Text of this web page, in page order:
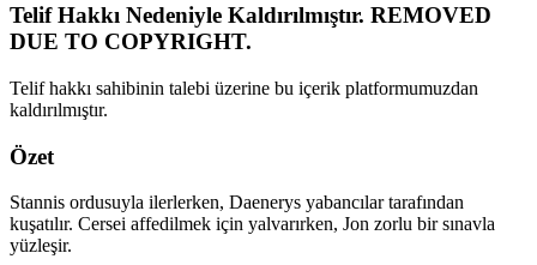
Telif Hakkı Nedeniyle Kaldırılmıştır. REMOVED
DUE TO COPYRIGHT.
Telif hakkı sahibinin talebi üzerine bu içerik platformumuzdan
kaldırılmıştır.
Özet
Stannis ordusuyla ilerlerken, Daenerys yabancılar tarafından
kuşatılır. Cersei affedilmek için yalvarırken, Jon zorlu bir sınavla
yüzleşir.